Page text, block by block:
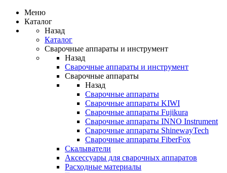
Меню
Каталог
Назад
Каталог
Сварочные аппараты и инструмент
Назад
Сварочные аппараты и инструмент
Сварочные аппараты
Назад
Сварочные аппараты
Сварочные аппараты KIWI
Сварочные аппараты Fujikura
Сварочные аппараты INNO Instrument
Сварочные аппараты ShinewayTech
Cварочные аппараты FiberFox
Скалыватели
Аксессуары для сварочных аппаратов
Расходные материалы